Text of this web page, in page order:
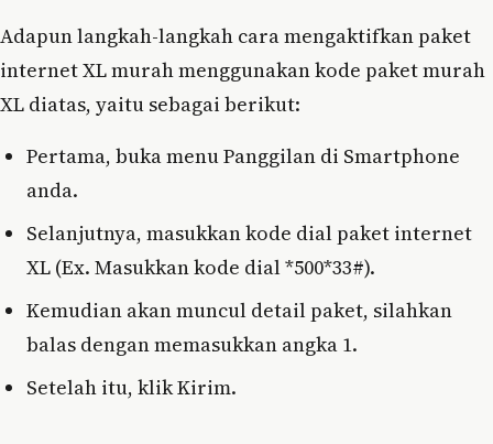
Adapun langkah-langkah cara mengaktifkan paket
internet XL murah menggunakan kode paket murah
XL diatas, yaitu sebagai berikut:
Pertama, buka menu Panggilan di Smartphone
anda.
Selanjutnya, masukkan kode dial paket internet
XL (Ex. Masukkan kode dial *500*33#).
Kemudian akan muncul detail paket, silahkan
balas dengan memasukkan angka 1.
Setelah itu, klik Kirim.